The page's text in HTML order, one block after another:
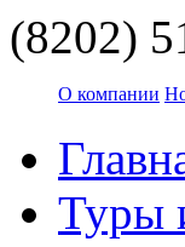
(8202)
О компании
Туры